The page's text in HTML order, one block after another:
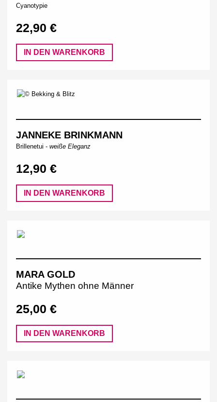
Cyanotypie
22,90 €
IN DEN WARENKORB
JANNEKE BRINKMANN
Brillenetui - weiße Eleganz
12,90 €
IN DEN WARENKORB
MARA GOLD
Antike Mythen ohne Männer
25,00 €
IN DEN WARENKORB